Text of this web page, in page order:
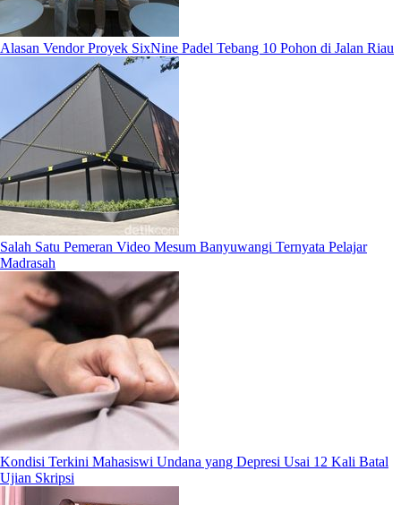
Alasan Vendor Proyek SixNine Padel Tebang 10 Pohon di Jalan Riau
Salah Satu Pemeran Video Mesum Banyuwangi Ternyata Pelajar
Madrasah
Kondisi Terkini Mahasiswi Undana yang Depresi Usai 12 Kali Batal
Ujian Skripsi